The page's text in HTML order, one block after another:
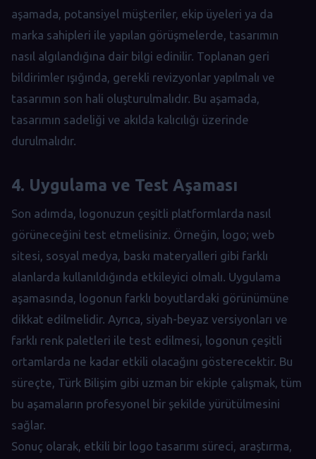
aşamada, potansiyel müşteriler, ekip üyeleri ya da
marka sahipleri ile yapılan görüşmelerde, tasarımın
nasıl algılandığına dair bilgi edinilir. Toplanan geri
bildirimler ışığında, gerekli revizyonlar yapılmalı ve
tasarımın son hali oluşturulmalıdır. Bu aşamada,
tasarımın sadeliği ve akılda kalıcılığı üzerinde
durulmalıdır.
4. Uygulama ve Test Aşaması
Son adımda, logonuzun çeşitli platformlarda nasıl
görüneceğini test etmelisiniz. Örneğin, logo; web
sitesi, sosyal medya, baskı materyalleri gibi farklı
alanlarda kullanıldığında etkileyici olmalı. Uygulama
aşamasında, logonun farklı boyutlardaki görünümüne
dikkat edilmelidir. Ayrıca, siyah-beyaz versiyonları ve
farklı renk paletleri ile test edilmesi, logonun çeşitli
ortamlarda ne kadar etkili olacağını gösterecektir. Bu
süreçte, Türk Bilişim gibi uzman bir ekiple çalışmak, tüm
bu aşamaların profesyonel bir şekilde yürütülmesini
sağlar.
Sonuç olarak, etkili bir logo tasarımı süreci, araştırma,